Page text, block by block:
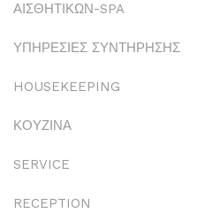
ΑΙΣΘΗΤΙΚΩΝ-SPA
ΥΠΗΡΕΣΙΕΣ ΣΥΝΤΗΡΗΣΗΣ
HOUSEKEEPING
ΚΟΥΖΙΝΑ
SERVICE
RECEPTION